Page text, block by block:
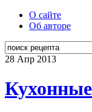
О сайте
Об авторе
28 Апр 2013